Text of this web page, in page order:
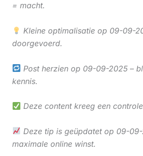
= macht.
Kleine optimalisatie op 09-09-
doorgevoerd.
Post herzien op 09-09-2025 –
kennis.
Deze content kreeg een
Deze tip is geüpdatet op 09-
maximale online winst.